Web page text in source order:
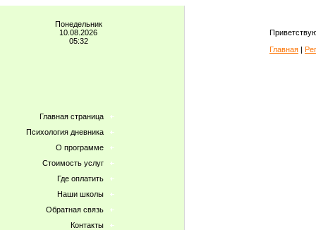
Понедельник
10.08.2026
05:32
Главная страница
Психология дневника
О программе
Стоимость услуг
Где оплатить
Наши школы
Обратная связь
Контакты
Главная |